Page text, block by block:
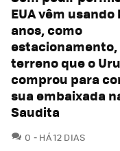
EUA vêm usando
anos, como
estacionamento,
terreno que o
comprou para
sua embaixada
Saudita
0 COMENTÁRIOS
HÁ 12 DIAS